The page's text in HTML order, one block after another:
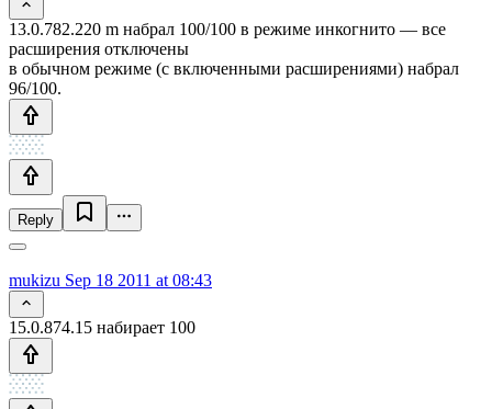
13.0.782.220 m набрал 100/100 в режиме инкогнито — все
расширения отключены
в обычном режиме (с включенными расширениями) набрал
96/100.
Reply
mukizu Sep 18 2011 at 08:43
15.0.874.15 набирает 100